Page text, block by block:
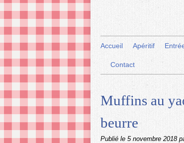
Accueil Apéritif
Contact
Muffins au
beurre
Publié le 5 novembre 2018